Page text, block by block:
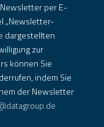
Newsletter per E-
„Newsletter-
dargestellten
zur
können Sie
indem Sie
der Newsletter